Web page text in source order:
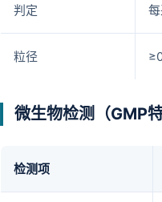
判定
粒径
微生物检测（GMP特
检测项